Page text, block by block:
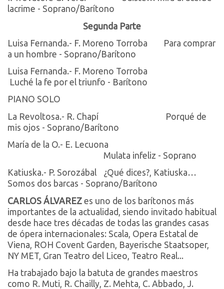
lacrime - Soprano/Barítono
Segunda Parte
Luisa Fernanda.- F. Moreno Torroba
Para comprar
a un hombre - Soprano/Barítono
Luisa Fernanda.- F. Moreno Torroba
Luché la fe por el triunfo - Barítono
PIANO SOLO
La Revoltosa.- R. Chapí
Porqué de
mis ojos - Soprano/Barítono
María de la O.- E. Lecuona
Mulata infeliz - Soprano
Katiuska.- P. Sorozábal
¿Qué dices?, Katiuska…
Somos dos barcas - Soprano/Barítono
CARLOS ÁLVAREZ es uno de los barítonos más
importantes de la actualidad, siendo invitado habitual
desde hace tres décadas de todas las grandes casas
de ópera internacionales: Scala, Opera Estatal de
Viena, ROH Covent Garden, Bayerische Staatsoper,
NY MET, Gran Teatro del Liceo, Teatro Real...
Ha trabajado bajo la batuta de grandes maestros
como R. Muti, R. Chailly, Z. Mehta, C. Abbado, J.